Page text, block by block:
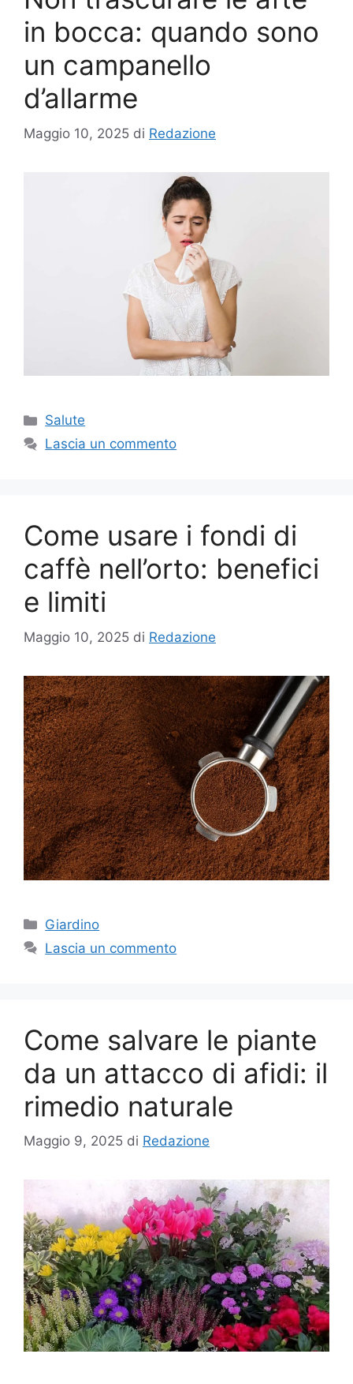
in bocca: quando sono
un campanello
d’allarme
Maggio 10, 2025 di Redazione
Categorie
Salute
Lascia un commento
Come usare i fondi di
caffè nell’orto: benefici
e limiti
Maggio 10, 2025 di Redazione
Categorie
Giardino
Lascia un commento
Come salvare le piante
da un attacco di afidi: il
rimedio naturale
Maggio 9, 2025 di Redazione